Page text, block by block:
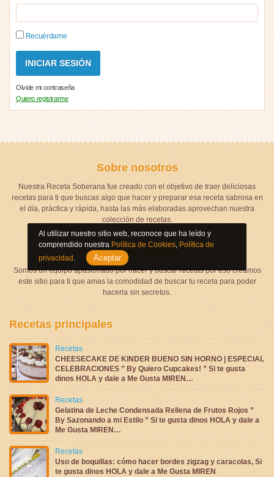
Recuérdame
Olvide mi contraseña
Quiero registrarme
Sobre nosotros
Nuestra Receta Soberana fue creado con el objetivo de traer deliciosas
recetas para ti que buscas algo que hacer y preparar esa receta sabrosa en
el día, práctica y rápida, hasta las más elaboradas aprovechan nuestra
colección de recetas.
Quienes somos
Somos un equipo apasionado por hacer y buscar recetas por eso creamos
este sitio para ti que amas la comodidad de buscar tu receta para poder
hacerla sin secretos.
Recetas principales
Recetas
CHEESECAKE DE KINDER BUENO SIN HORNO | ESPECIAL
CELEBRACIONES ” By Quiero Cupcakes! ” Si te gusta
dinos HOLA y dale a Me Gusta MIREN…
Recetas
Gelatina de Leche Condensada Rellena de Frutos Rojos ”
By Sazonando a mi Estilo ” Si te gusta dinos HOLA y dale a
Me Gusta MIREN…
Recetas
Uso de boquillas: cómo hacer bordes zigzag y caracolas, Si
te gusta dinos HOLA y dale a Me Gusta MIREN
Al utilizar nuestro sitio web, reconoce que ha leído y
comprendido nuestra Política de Cookies, Política de
privacidad . Aceptar